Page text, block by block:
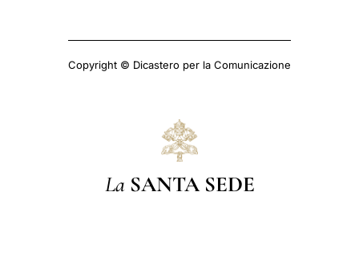
Copyright © Dicastero per la Comunicazione
La SANTA SEDE